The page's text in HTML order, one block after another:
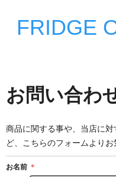
FRIDGE
お問い合わ
商品に関する事や、当店に
ど、こちらのフォームよりお
お名前 ＊